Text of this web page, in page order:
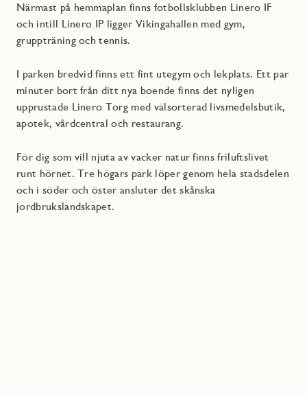
Närmast på hemmaplan finns fotbollsklubben Linero IF
och intill Linero IP ligger Vikingahallen med gym,
gruppträning och tennis.
I parken bredvid finns ett fint utegym och lekplats. Ett par
minuter bort från ditt nya boende finns det nyligen
upprustade Linero Torg med välsorterad livsmedelsbutik,
apotek, vårdcentral och restaurang.
För dig som vill njuta av vacker natur finns friluftslivet
runt hörnet. Tre högars park löper genom hela stadsdelen
och i söder och öster ansluter det skånska
jordbrukslandskapet.